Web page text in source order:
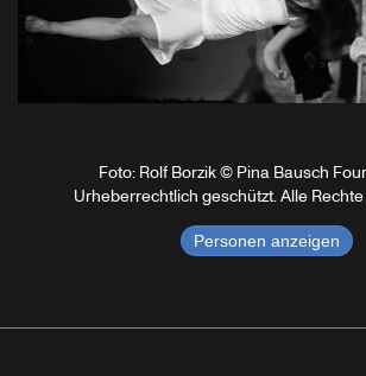
Foto: Rolf Borzik © Pina Bausch
Urheberrechtlich geschützt. Alle
Personen anzeigen